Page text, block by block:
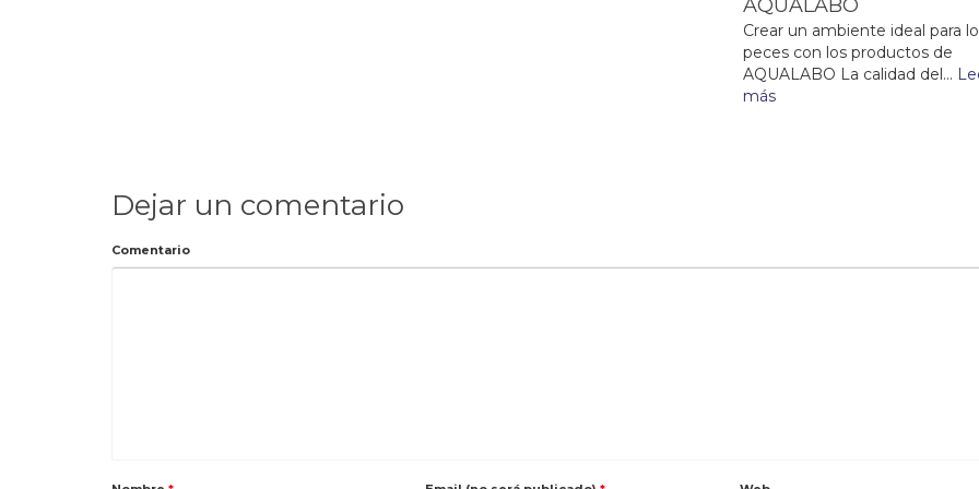
AQUALABO
Crear un ambiente ideal para
peces con los productos de
AQUALABO La calidad del...
más
Dejar un comentario
Comentario